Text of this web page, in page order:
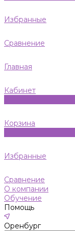
Избранные
Сравнение
Главная
Кабинет
Корзина
Избранные
Сравнение
О компании
Обучение
Помощь
Оренбург